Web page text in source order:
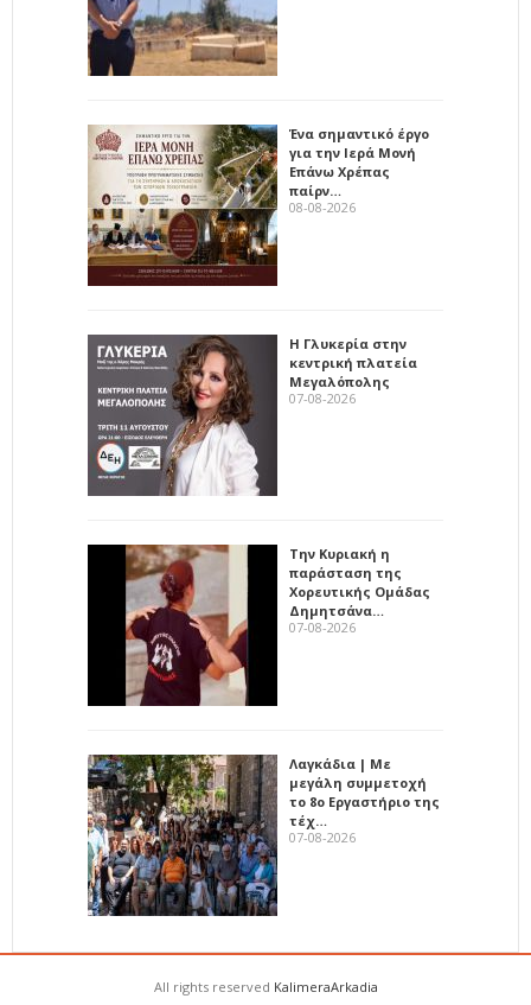
Ένα σημαντικό έργο
για την Ιερά Μονή
Επάνω Χρέπας
παίρν…
08-08-2026
Η Γλυκερία στην
κεντρική πλατεία
Μεγαλόπολης
07-08-2026
Την Κυριακή η
παράσταση της
Χορευτικής Ομάδας
Δημητσάνα…
07-08-2026
Λαγκάδια | Με
μεγάλη συμμετοχή
το 8ο Εργαστήριο της
τέχ…
07-08-2026
All rights reserved KalimeraArkadia